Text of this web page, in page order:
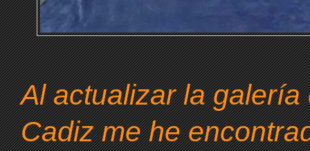
Al actualizar la
Cadiz me he